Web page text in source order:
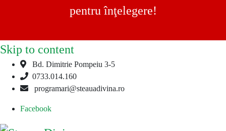
pentru înţelegere!
Skip to content
Bd. Dimitrie Pompeiu 3-5
0733.014.160
programari@steauadivina.ro
Facebook